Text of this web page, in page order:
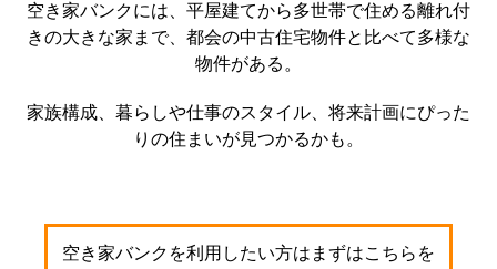
空き家バンクには、平屋建てから多世帯で住める離れ付
きの大きな家まで、都会の中古住宅物件と比べて多様な
物件がある。
家族構成、暮らしや仕事のスタイル、将来計画にぴった
りの住まいが見つかるかも。
空き家バンクを利用したい方はまずはこちらを